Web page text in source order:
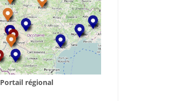
Portail régional